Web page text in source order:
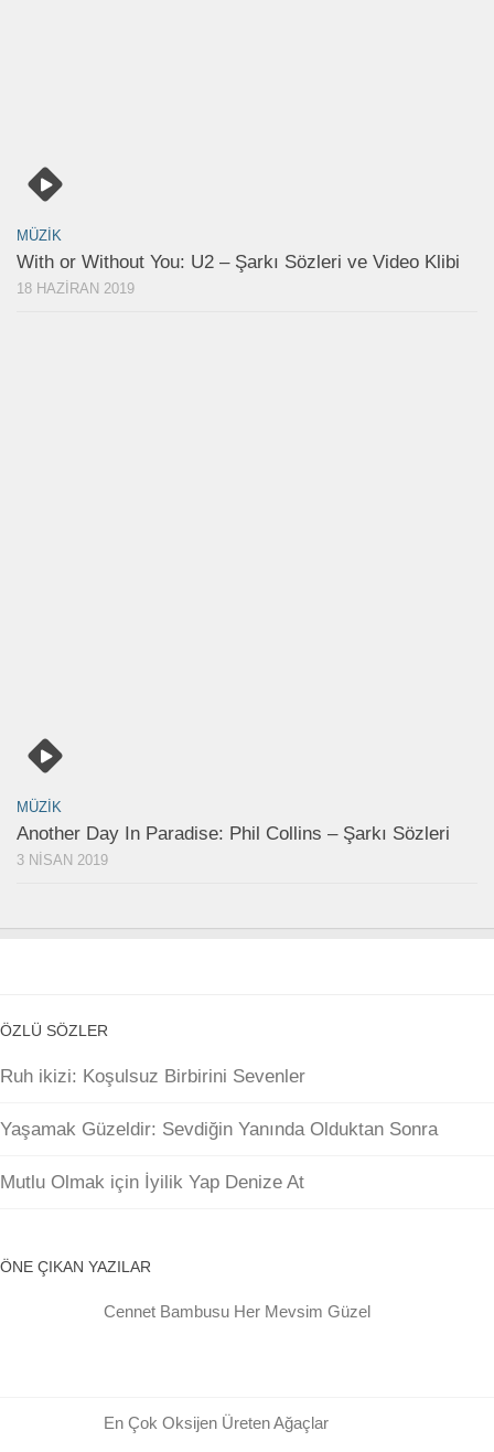
MÜZIK
With or Without You: U2 – Şarkı Sözleri ve Video Klibi
18 HAZIRAN 2019
MÜZIK
Another Day In Paradise: Phil Collins – Şarkı Sözleri
3 NISAN 2019
ÖZLÜ SÖZLER
Ruh ikizi: Koşulsuz Birbirini Sevenler
Yaşamak Güzeldir: Sevdiğin Yanında Olduktan Sonra
Mutlu Olmak için İyilik Yap Denize At
ÖNE ÇIKAN YAZILAR
Cennet Bambusu Her Mevsim Güzel
En Çok Oksijen Üreten Ağaçlar